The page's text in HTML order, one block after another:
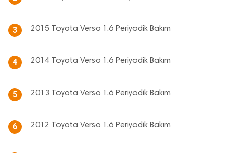
3 2015 Toyota Verso 1.6 Periyodik Bakım
4 2014 Toyota Verso 1.6 Periyodik Bakım
5 2013 Toyota Verso 1.6 Periyodik Bakım
6 2012 Toyota Verso 1.6 Periyodik Bakım